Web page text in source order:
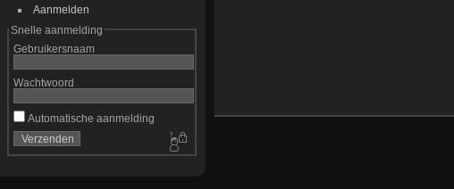
Aanmelden
Snelle aanmelding
Gebruikersnaam
Wachtwoord
Automatische aanmelding